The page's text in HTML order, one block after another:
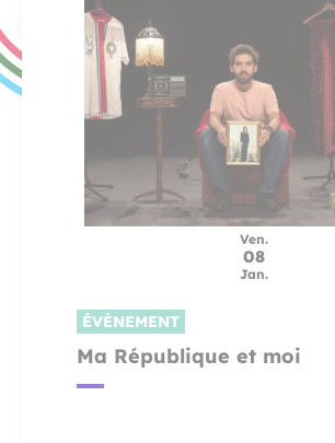
Ven.
08
Jan.
ÉVÈNEMENT
Ma République et moi